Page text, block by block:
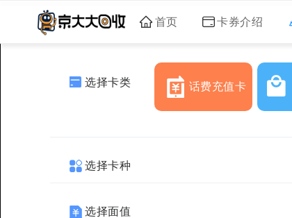
首页 卡券介绍
选择卡类 话费充值卡
选择卡种
选择面值